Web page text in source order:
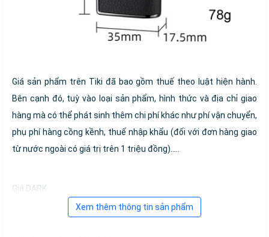
Giá sản phẩm trên Tiki đã bao gồm thuế theo luật hiện hành.
Bên cạnh đó, tuỳ vào loại sản phẩm, hình thức và địa chỉ giao
hàng mà có thể phát sinh thêm chi phí khác như phí vận chuyển,
phụ phí hàng cồng kềnh, thuế nhập khẩu (đối với đơn hàng giao
từ nước ngoài có giá trị trên 1 triệu đồng).....
Giá DARK
Xem thêm thông tin sản phẩm